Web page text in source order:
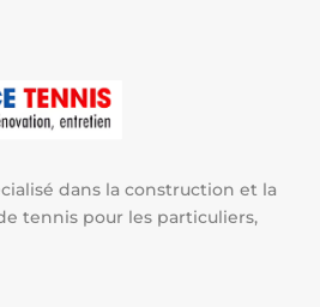
dans la construction et la
tennis pour les particuliers,